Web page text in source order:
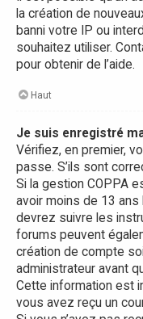
la création de
banni votre IP ou
souhaitez utiliser.
pour obtenir de l’aide.
Haut
Je suis enregistré
Vérifiez, en premier,
passe. S’ils sont
Si la gestion COPPA
avoir moins de 13 ans
devrez suivre les
forums peuvent
création de compte
administrateur avant
Cette information est
vous avez reçu un